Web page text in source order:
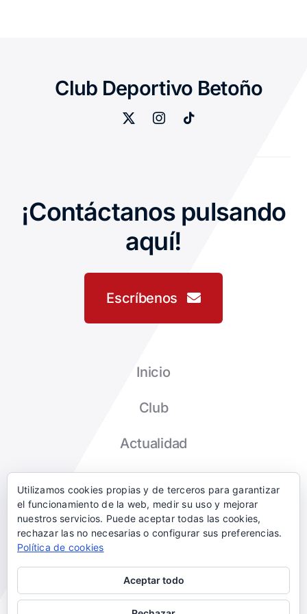
Club Deportivo Betoño
¡Contáctanos pulsando
aquí!
Escríbenos
Inicio
Club
Actualidad
Contacto
Utilizamos cookies propias y de terceros para garantizar
el funcionamiento de la web, medir su uso y mejorar
nuestros servicios. Puede aceptar todas las cookies,
rechazar las no necesarias o configurar sus preferencias.
Política de cookies
Aceptar todo